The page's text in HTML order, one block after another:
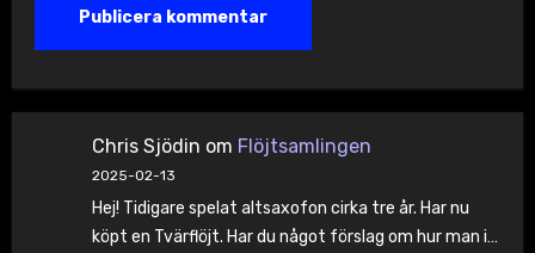
Chris Sjödin om Flöjtsamlingen
2025-02-13
Hej! Tidigare spelat altsaxofon cirka tre år. Har nu
köpt en Tvärflöjt. Har du något förslag om hur man i…